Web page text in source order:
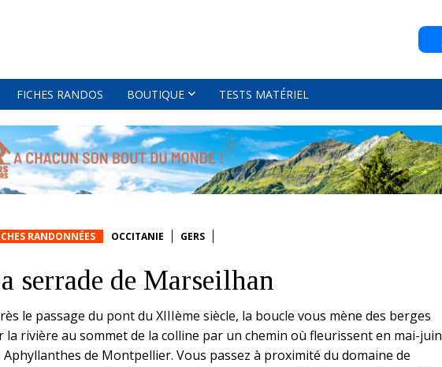
FICHES RANDOS BOUTIQUE TESTS MATÉRIEL
RANDONNÉES OCCITANIE GERS
serrade de Marseilhan
le passage du pont du XIIIème siècle, la boucle vous mène des berges
la rivière au sommet de la colline par un chemin où fleurissent en mai-juin
Aphyllanthes de Montpellier. Vous passez à proximité du domaine de